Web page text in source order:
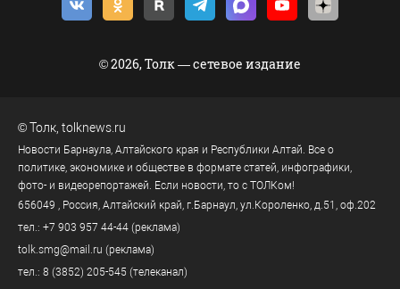
© 2026, Толк — сетевое издание
©Толк tolknews.ru
Новости Барнаула, Алтайского края и Республики Алтай. Все о
политике, экономике и обществе в формате статей, инфографики,
фото- и видеорепортажей. Если новости, то с ТОЛКом!
656049
, Россия, Алтайский край, г. Барнаул ул.Короленко, д.51, оф.202
тел.: +7 903 957 44-44 (реклама)
tolk.smg@mail.ru (реклама)
тел.: 8 (3852) 205-545 (телеканал)